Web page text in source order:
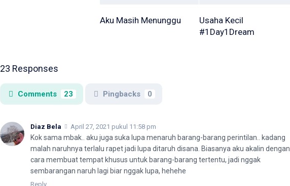
Aku Masih Menunggu
Usaha Kecil
#1Day1Dream
23 Responses
Comments 23 Pingbacks 0
Diaz Bela April 27, 2021 pukul 11:58 pm
Kok sama mbak.. aku juga suka lupa menaruh barang-barang perintilan.. kadang
malah naruhnya terlalu rapet jadi lupa ditaruh disana. Biasanya aku akalin dengan
cara membuat tempat khusus untuk barang-barang tertentu, jadi nggak
sembarangan naruh lagi biar nggak lupa, hehehe
Reply